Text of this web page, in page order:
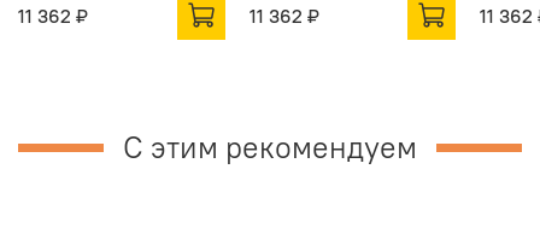
11 362 ₽
11 362 ₽
11 362
С этим рекомендуем